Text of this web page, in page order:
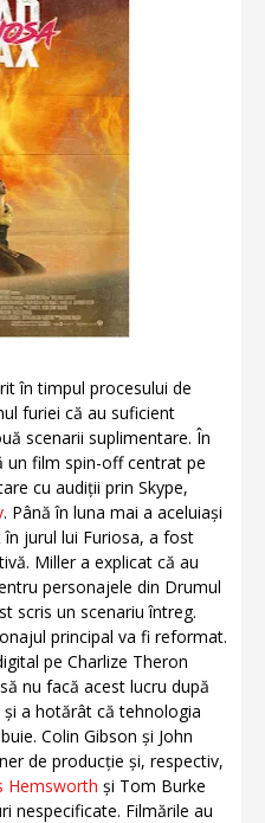
în timpul procesului de
furiei că au suficient
scenarii suplimentare. În
film spin-off centrat pe
cu audiții prin Skype,
. Până în luna mai a aceluiași
jurul lui Furiosa, a fost
Miller a explicat că au
personajele din Drumul
scris un scenariu întreg.
principal va fi reformat.
pe Charlize Theron
nu facă acest lucru după
și a hotărât că tehnologia
Colin Gibson și John
de producție și, respectiv,
Hemsworth și Tom Burke
nespecificate. Filmările au